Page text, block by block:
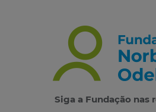
Siga a Fundação nas